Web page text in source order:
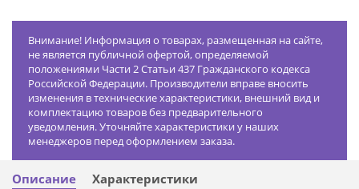
Внимание! Информация о товарах, размещенная на сайте,
не является публичной офертой, определяемой
положениями Части 2 Статьи 437 Гражданского кодекса
Российской Федерации. Производители вправе вносить
изменения в технические характеристики, внешний вид и
комплектацию товаров без предварительного
уведомления. Уточняйте характеристики у наших
менеджеров перед оформлением заказа.
Описание Характеристики